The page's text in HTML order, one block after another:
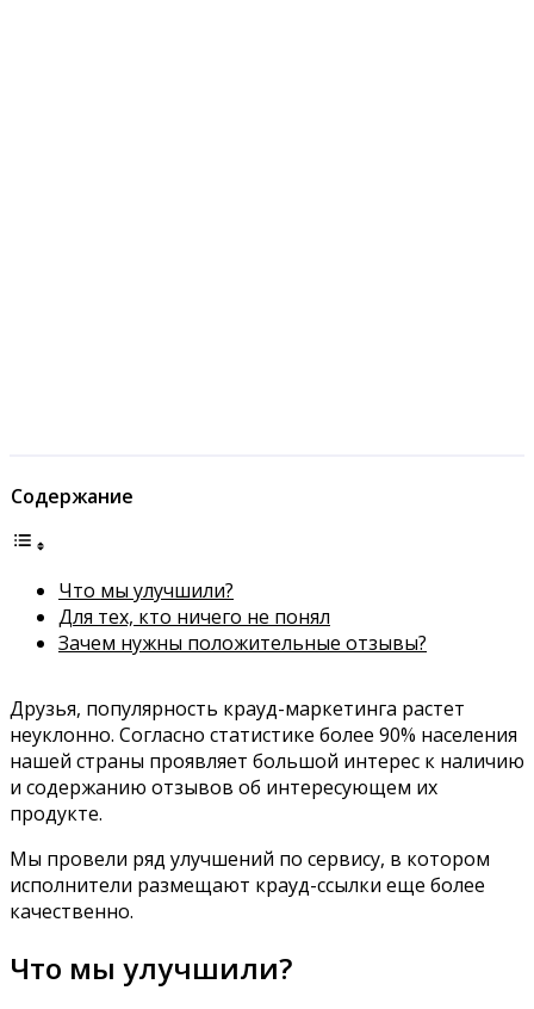
Содержание
Что мы улучшили?
Для тех, кто ничего не понял
Зачем нужны положительные отзывы?
Друзья, популярность крауд-маркетинга растет
неуклонно. Согласно статистике более 90% населения
нашей страны проявляет большой интерес к наличию
и содержанию отзывов об интересующем их
продукте.
Мы провели ряд улучшений по сервису, в котором
исполнители размещают крауд-ссылки еще более
качественно.
Что мы улучшили?